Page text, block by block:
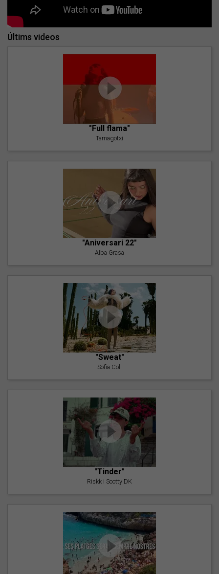
Últims videos
"Full flama"
Tamagotxi
"Aniversari 22"
Alba Grasa
"Sweat"
Sofia Coll
"Tinder"
Riskk i Scotty DK